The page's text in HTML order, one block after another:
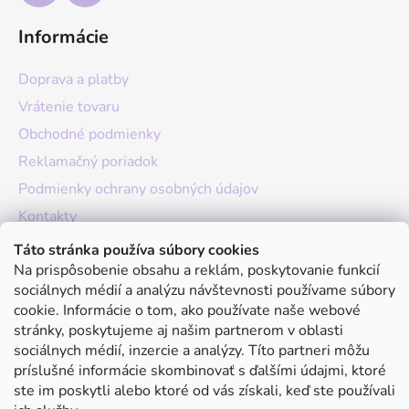
Táto stránka používa súbory cookies
Na prispôsobenie obsahu a reklám, poskytovanie funkcií
sociálnych médií a analýzu návštevnosti používame súbory
cookie. Informácie o tom, ako používate naše webové
stránky, poskytujeme aj našim partnerom v oblasti
sociálnych médií, inzercie a analýzy. Títo partneri môžu
príslušné informácie skombinovať s ďalšími údajmi, ktoré
ste im poskytli alebo ktoré od vás získali, keď ste používali
Informácie
Doprava a platby
Vrátenie tovaru
Obchodné podmienky
Reklamačný poriadok
Podmienky ochrany osobných údajov
Kontakty
O nás
Hodnotenie obchodu
Moja objednávka
Instagram